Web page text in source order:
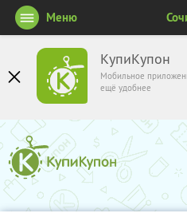
КупиКупон
Мобильное
ещё удобнее
Меню